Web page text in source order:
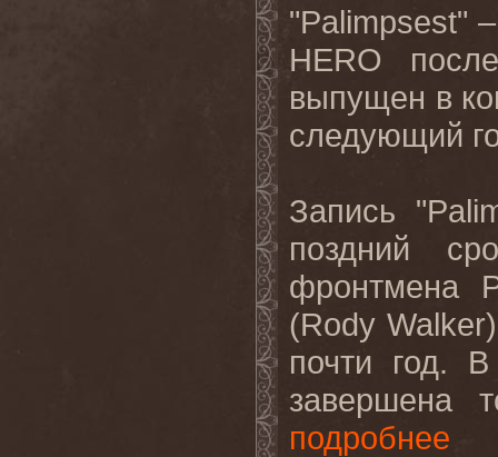
"Palimpsest"
HERO
выпущен в
следующий
Запись "
поздний
фронтмена
(Rody Walker
почти год. В
завершена
подробнее